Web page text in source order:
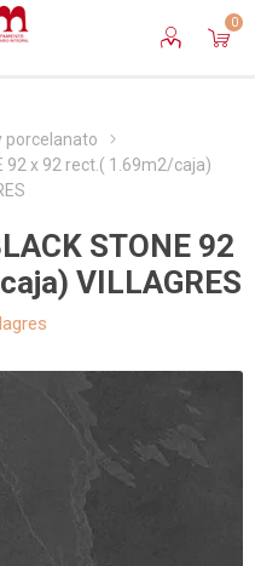
0
porcelanato
92 x 92 rect.( 1.69m2/caja)
STONE 92
VILLAGRES